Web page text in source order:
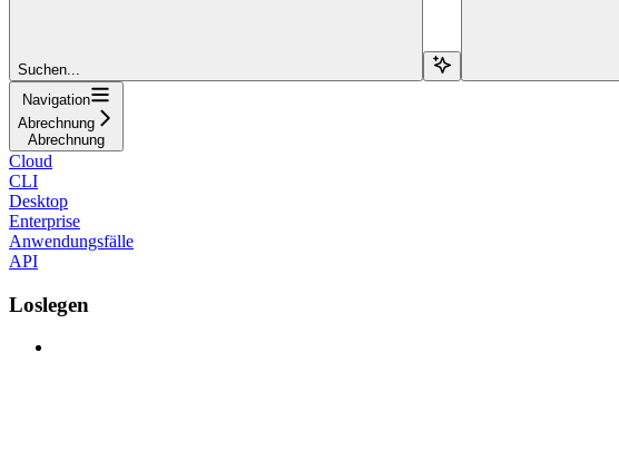
Suchen...
Navigation
Abrechnung
Abrechnung
Cloud
CLI
Desktop
Enterprise
Anwendungsfälle
API
Loslegen